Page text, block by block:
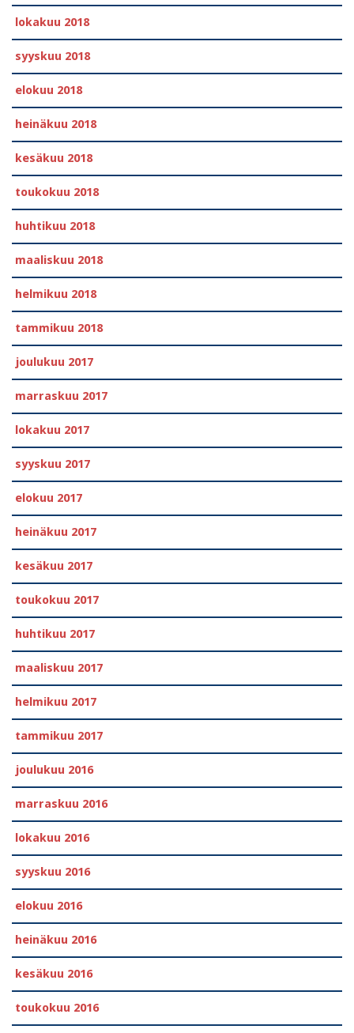
lokakuu 2018
syyskuu 2018
elokuu 2018
heinäkuu 2018
kesäkuu 2018
toukokuu 2018
huhtikuu 2018
maaliskuu 2018
helmikuu 2018
tammikuu 2018
joulukuu 2017
marraskuu 2017
lokakuu 2017
syyskuu 2017
elokuu 2017
heinäkuu 2017
kesäkuu 2017
toukokuu 2017
huhtikuu 2017
maaliskuu 2017
helmikuu 2017
tammikuu 2017
joulukuu 2016
marraskuu 2016
lokakuu 2016
syyskuu 2016
elokuu 2016
heinäkuu 2016
kesäkuu 2016
toukokuu 2016